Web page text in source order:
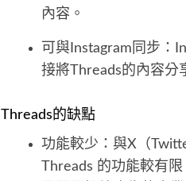
內容。
可與Instagram同步：
接將Threads的內容分
Threads的缺點
功能較少：與X（
Threads 的功能較有